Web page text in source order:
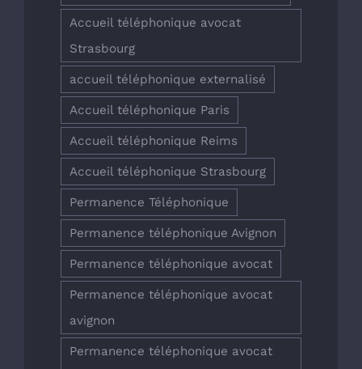
Accueil téléphonique avocat
Strasbourg
accueil téléphonique externalisé
Accueil téléphonique Paris
Accueil téléphonique Reims
Accueil téléphonique Strasbourg
Permanence Téléphonique
Permanence téléphonique Avignon
Permanence téléphonique avocat
Permanence téléphonique avocat
avignon
Permanence téléphonique avocat